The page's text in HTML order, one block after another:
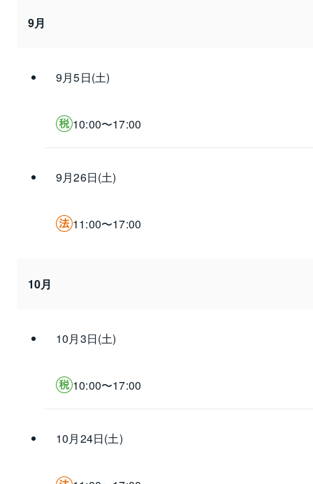
9月
9月5日(土)
10:00〜17:00
9月26日(土)
11:00〜17:00
10月
10月3日(土)
10:00〜17:00
10月24日(土)